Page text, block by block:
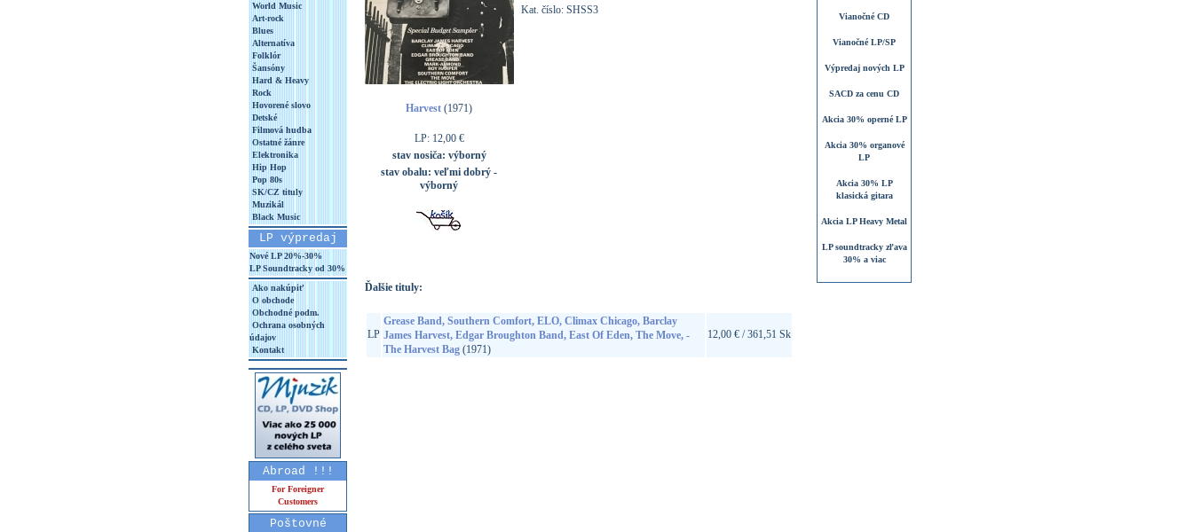
World Music
Art-rock
Blues
Alternatíva
Folklór
Šansóny
Hard & Heavy
Rock
Hovorené slovo
Detské
Filmová hudba
Ostatné žánre
Elektronika
Hip Hop
Pop 80s
SK/CZ tituly
Muzikál
Black Music
LP výpredaj
Nové LP 20%-30%
LP Soundtracky od 30%
Ako nakúpiť
O obchode
Obchodné podm.
Ochrana osobných
údajov
Kontakt
Abroad !!!
For Foreigner
Customers
Poštovné
Harvest (1971)
LP: 12,00 €
stav nosiča: výborný
stav obalu: veľmi dobrý -
výborný
Kat. číslo: SHSS3
Ďalšie tituly:
LP
Grease Band, Southern Comfort, ELO, Climax Chicago, Barclay
James Harvest, Edgar Broughton Band, East Of Eden, The Move, -
The Harvest Bag(1971)
12,00 € / 361,51 Sk
Vianočné CD
Vianočné LP/SP
Výpredaj nových LP
SACD za cenu CD
Akcia 30% operné LP
Akcia 30% organové
LP
Akcia 30% LP
klasická gitara
Akcia LP Heavy Metal
LP soundtracky zľava
30% a viac